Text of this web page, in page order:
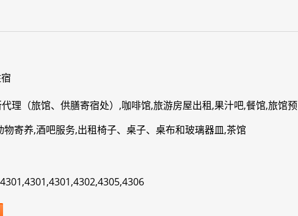
理（旅馆、供膳寄宿处）,咖啡馆,旅游房屋出租,果汁吧,餐馆,旅馆预
物寄养,酒吧服务,出租椅子、桌子、桌布和玻璃器皿,茶馆